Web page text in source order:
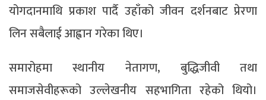
योगदानमाथि प्रकाश पार्दै उहाँको जीवन दर्शनबाट प्रेरणा
लिन सबैलाई आह्वान गरेका थिए।
समारोहमा स्थानीय नेतागण, बुद्धिजीवी तथा
समाजसेवीहरूको उल्लेखनीय सहभागिता रहेको थियो।